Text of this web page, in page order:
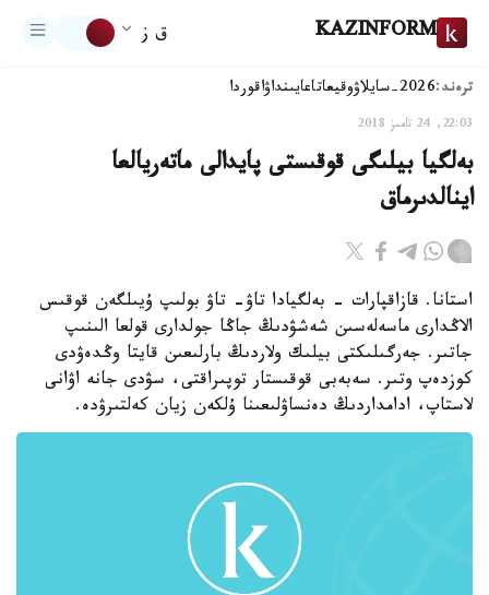
KAZINFORM ق ز
ترەند:2026-سايلاۋ وقيعاتاعايىنداۋاقوردا
22:03, 24 تامىز 2018
بەلگيا بيلىگى قوقىستى پايدالى ماتەريالعا
اينالدىرماق
استانا. قازاقپارات - بەلگيادا تاۋ- تاۋ بولىپ ۇيىلگەن قوقىس
الاڭدارى ماسەلەسىن شەشۋدىڭ جاڭا جولدارى قولعا الىنىپ
جاتىر. جەرگىلىكتى بيلىك ولاردىڭ بارلىعىن قايتا وڭدەۋدى
كوزدەپ وتىر. سەبەبى قوقىستار توپىراقتى، سۋدى جانە اۋانى
لاستاپ، ادامداردىڭ دەنساۋلىعىنا ۇلكەن زيان كەلتىرۋدە.